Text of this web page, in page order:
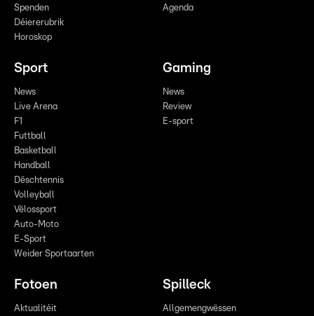
Spenden
Déiererubrik
Horoskop
Agenda
Sport
News
Live Arena
F1
Futtball
Basketball
Handball
Dëschtennis
Volleyball
Vëlossport
Auto-Moto
E-Sport
Weider Sportaarten
Gaming
News
Review
E-sport
Fotoen
Aktualitéit
Spilleck
Allgemengwëssen